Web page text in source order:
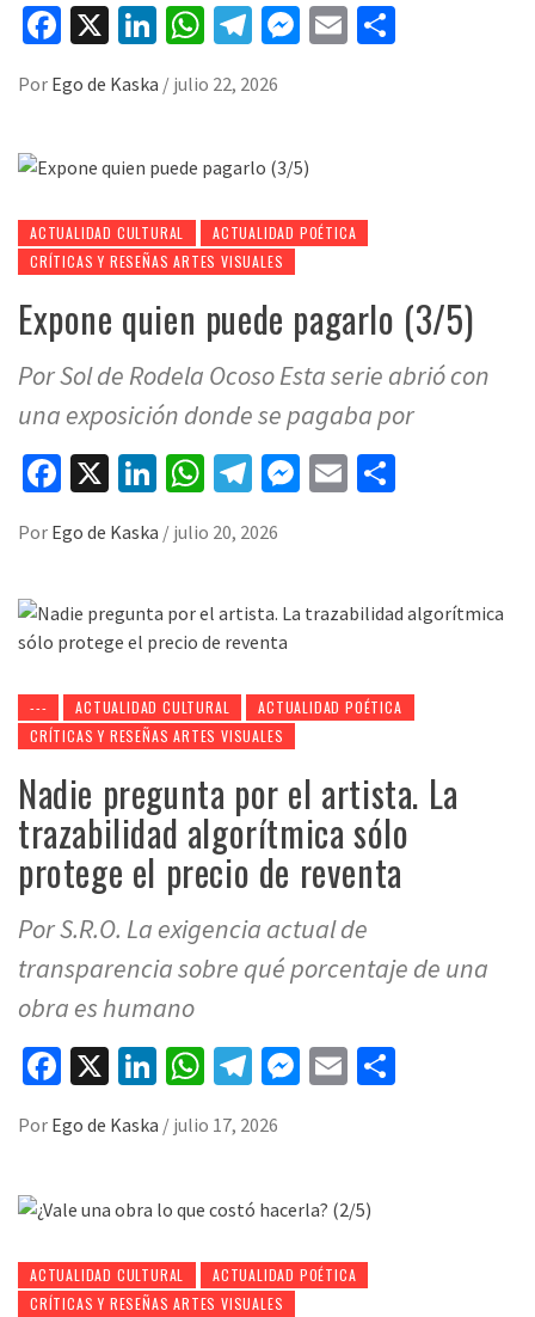
Facebook
X LinkedIn
WhatsApp
Telegram
Messenger
Email
Por Ego de Kaska / julio 22, 2026
ACTUALIDAD CULTURAL
ACTUALIDAD POÉTICA
CRÍTICAS Y RESEÑAS ARTES VISUALES
Expone quien puede pagarlo (3/5)
Por Sol de Rodela Ocoso Esta serie abrió con
una exposición donde se pagaba por
Facebook
X LinkedIn
WhatsApp
Telegram
Messenger
Email
Por Ego de Kaska / julio 20, 2026
--- ACTUALIDAD CULTURAL
ACTUALIDAD POÉTICA
CRÍTICAS Y RESEÑAS ARTES VISUALES
Nadie pregunta por el artista. La
trazabilidad algorítmica sólo
protege el precio de reventa
Por S.R.O. La exigencia actual de
transparencia sobre qué porcentaje de una
obra es humano
Facebook
X LinkedIn
WhatsApp
Telegram
Messenger
Email
Por Ego de Kaska / julio 17, 2026
ACTUALIDAD CULTURAL
ACTUALIDAD POÉTICA
CRÍTICAS Y RESEÑAS ARTES VISUALES